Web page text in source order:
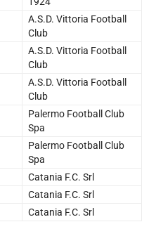
A.S.D. Vittoria Football
Club
A.S.D. Vittoria Football
Club
A.S.D. Vittoria Football
Club
Palermo Football Club
Spa
Palermo Football Club
Spa
Catania F.C. Srl
Catania F.C. Srl
Catania F.C. Srl